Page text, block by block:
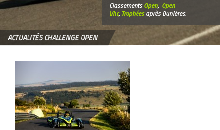
ClassementsOpen, Open
Vhc, Trophéesaprès Dunières.
ACTUALITÉS CHALLENGE OPEN